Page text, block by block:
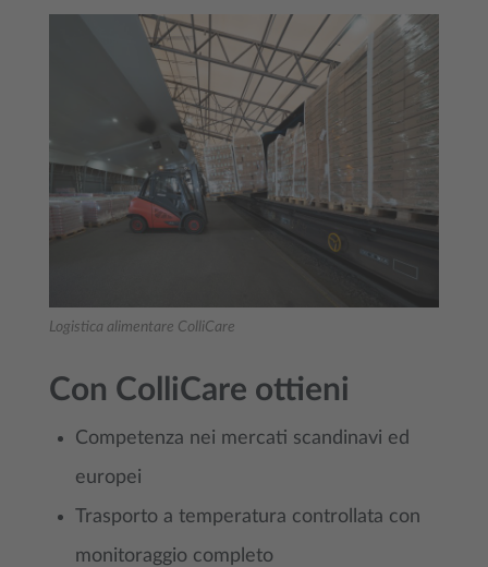
Logistica alimentare ColliCare
Con ColliCare ottieni
Competenza nei mercati scandinavi ed
europei
Trasporto a temperatura controllata con
monitoraggio completo